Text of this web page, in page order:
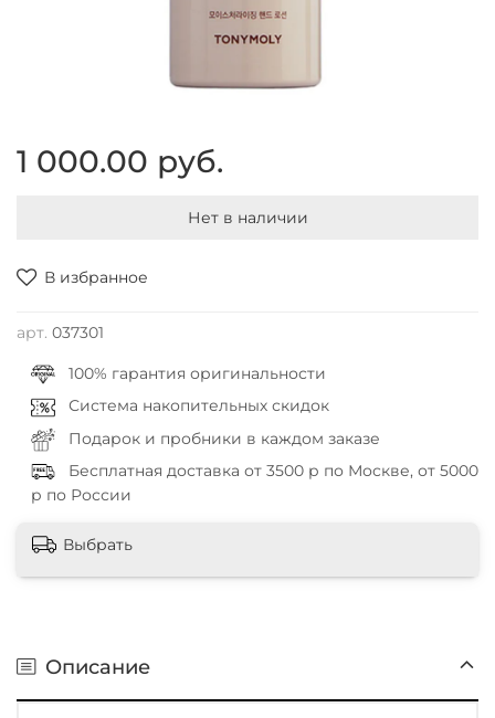
В избранное
арт. 037301
1 000.00 руб.
Нет в наличии
100% гарантия оригинальности
Система накопительных скидок
Подарок и пробники в каждом заказе
Бесплатная доставка от 3500 р по Москве, от 5000
р по России
Выбрать
Описание